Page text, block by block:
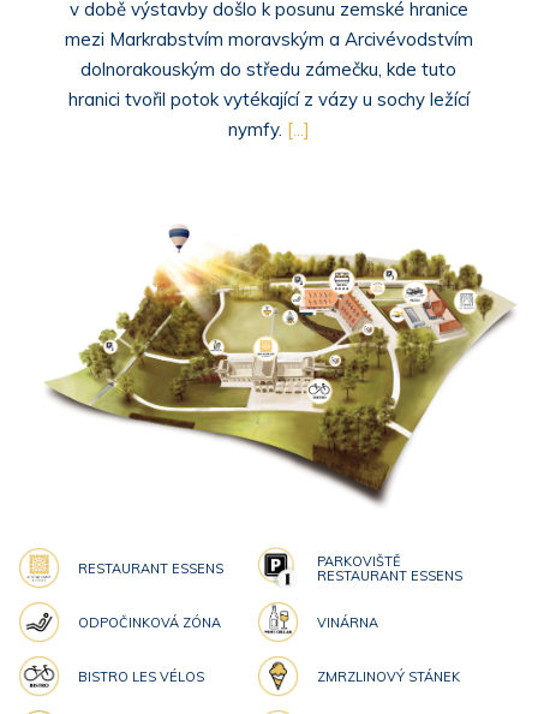
v době výstavby došlo k posunu zemské hranice
mezi Markrabstvím moravským a Arcivévodstvím
dolnorakouským do středu zámečku, kde tuto
hranici tvořil potok vytékající z vázy u sochy ležící
nymfy. [...]
RESTAURANT ESSENS
PARKOVIŠTĚ
RESTAURANT ESSENS
ODPOČINKOVÁ ZÓNA VINÁRNA
BISTRO LES VÉLOS ZMRZLINOVÝ STÁNEK